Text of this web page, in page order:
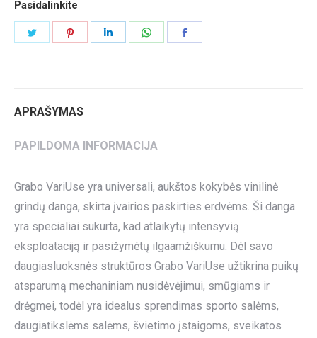
Pasidalinkite
APRAŠYMAS
PAPILDOMA INFORMACIJA
Grabo VariUse yra universali, aukštos kokybės vinilinė
grindų danga, skirta įvairios paskirties erdvėms. Ši danga
yra specialiai sukurta, kad atlaikytų intensyvią
eksploataciją ir pasižymėtų ilgaamžiškumu. Dėl savo
daugiasluoksnės struktūros Grabo VariUse užtikrina puikų
atsparumą mechaniniam nusidėvėjimui, smūgiams ir
drėgmei, todėl yra idealus sprendimas sporto salėms,
daugiatikslėms salėms, švietimo įstaigoms, sveikatos